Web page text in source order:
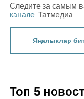
Следите за самым
канале Татмедиа
Яңалыклар
Топ 5